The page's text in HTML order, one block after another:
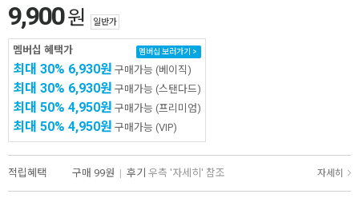
9,900원 일반가
멤버십 혜택가 멤버십 보러가기 >
최대 30% 6,930원 구매가능 (베이직)
최대 30% 6,930원 구매가능 (스탠다드)
최대 50% 4,950원 구매가능 (프리미엄)
최대 50% 4,950원 구매가능 (VIP)
적립혜택 구매 99원 | 후기 우측 '자세히' 참조 자세히